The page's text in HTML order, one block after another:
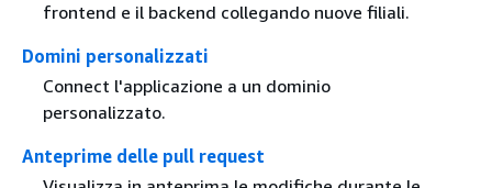
frontend e il backend collegando nuove filiali.
Domini personalizzati
Connect l'applicazione a un dominio
personalizzato.
Anteprime delle pull request